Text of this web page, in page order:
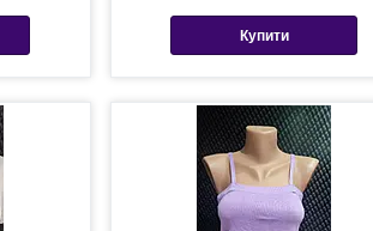
Купити